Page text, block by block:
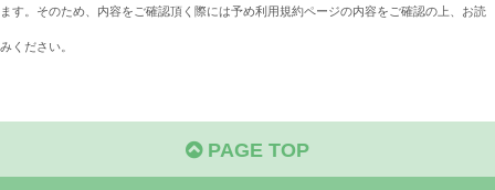
ます。そのため、内容をご確認頂く際には予め利用規約ページの内容をご確認の上、お読
みください。
PAGE TOP